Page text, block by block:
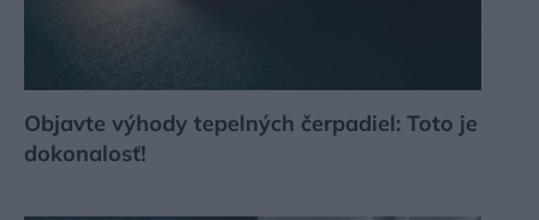
Objavte výhody tepelných čerpadiel: Toto je
dokonalosť!